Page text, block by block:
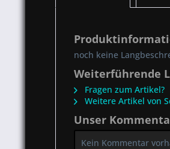
noch keine
Weiterführende
Fragen zum Artikel?
Weitere Artikel von
Unser
Kein Kommentar